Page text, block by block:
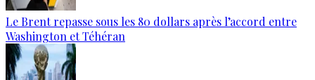
Le Brent repasse sous les 80 dollars après l’accord entre
Washington et Téhéran